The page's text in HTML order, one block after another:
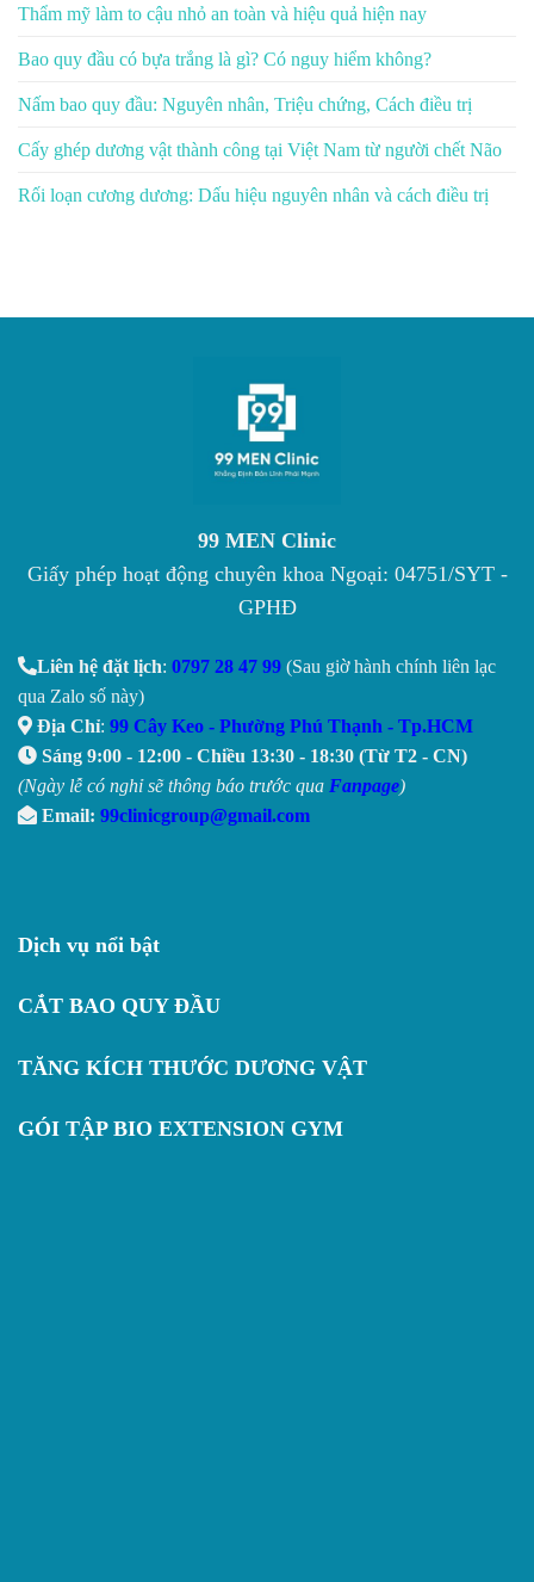
Thẩm mỹ làm to cậu nhỏ an toàn và hiệu quả hiện nay
Bao quy đầu có bựa trắng là gì? Có nguy hiểm không?
Nấm bao quy đầu: Nguyên nhân, Triệu chứng, Cách điều trị
Cấy ghép dương vật thành công tại Việt Nam từ người chết Não
Rối loạn cương dương: Dấu hiệu nguyên nhân và cách điều trị
99 MEN Clinic
Giấy phép hoạt động chuyên khoa Ngoại: 04751/SYT -
GPHĐ
Liên hệ đặt lịch: 0797 28 47 99 (Sau giờ hành chính liên lạc
qua Zalo số này)
Địa Chỉ: 99 Cây Keo - Phường Phú Thạnh - Tp.HCM
Sáng 9:00 - 12:00 - Chiều 13:30 - 18:30 (Từ T2 - CN)
(Ngày lễ có nghỉ sẽ thông báo trước qua Fanpage)
Email: 99clinicgroup@gmail.com
Dịch vụ nổi bật
CẮT BAO QUY ĐẦU
TĂNG KÍCH THƯỚC DƯƠNG VẬT
GÓI TẬP BIO EXTENSION GYM